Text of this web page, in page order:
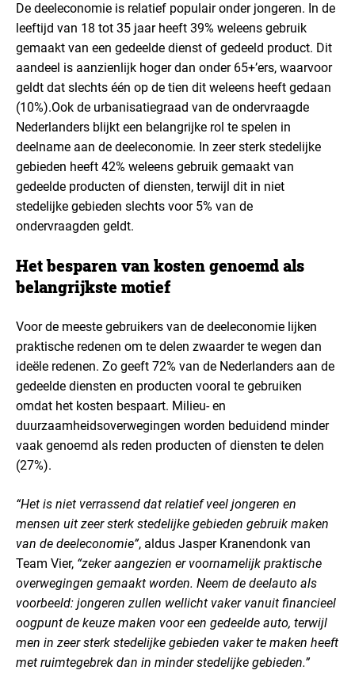
De deeleconomie is relatief populair onder jongeren. In de
leeftijd van 18 tot 35 jaar heeft 39% weleens gebruik
gemaakt van een gedeelde dienst of gedeeld product. Dit
aandeel is aanzienlijk hoger dan onder 65+’ers, waarvoor
geldt dat slechts één op de tien dit weleens heeft gedaan
(10%).Ook de urbanisatiegraad van de ondervraagde
Nederlanders blijkt een belangrijke rol te spelen in
deelname aan de deeleconomie. In zeer sterk stedelijke
gebieden heeft 42% weleens gebruik gemaakt van
gedeelde producten of diensten, terwijl dit in niet
stedelijke gebieden slechts voor 5% van de
ondervraagden geldt.
Het besparen van kosten genoemd als
belangrijkste motief
Voor de meeste gebruikers van de deeleconomie lijken
praktische redenen om te delen zwaarder te wegen dan
ideële redenen. Zo geeft 72% van de Nederlanders aan de
gedeelde diensten en producten vooral te gebruiken
omdat het kosten bespaart. Milieu- en
duurzaamheidsoverwegingen worden beduidend minder
vaak genoemd als reden producten of diensten te delen
(27%).
“Het is niet verrassend dat relatief veel jongeren en
mensen uit zeer sterk stedelijke gebieden gebruik maken
van de deeleconomie”, aldus Jasper Kranendonk van
Team Vier, “zeker aangezien er voornamelijk praktische
overwegingen gemaakt worden. Neem de deelauto als
voorbeeld: jongeren zullen wellicht vaker vanuit financieel
oogpunt de keuze maken voor een gedeelde auto, terwijl
men in zeer sterk stedelijke gebieden vaker te maken heeft
met ruimtegebrek dan in minder stedelijke gebieden.”